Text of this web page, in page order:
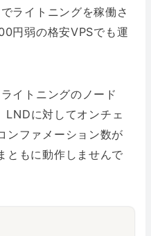
ライトニングを稼働さ
円弱の格安VPSでも運
イトニングのノード
LNDに対してオンチェ
ンファメーション数が
ともに動作しませんで